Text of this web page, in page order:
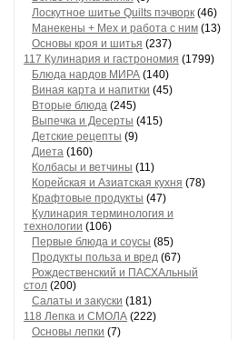
Лоскутное шитье Quilts пэчворк (46)
Манекены + Мех и работа с ним (13)
Основы кроя и шитья (237)
117 Кулинария и гастрономия (1799)
Блюда нардов МИРА (140)
Виная карта и напитки (45)
Вторые блюда (245)
Выпечка и Десерты (415)
Детские рецепты (9)
Диета (160)
Колбасы и ветчины (11)
Корейская и Азиатская кухня (78)
Крафтовые продукты (47)
Кулинария терминология и
технологии (106)
Первые блюда и соусы (85)
Продукты польза и вред (67)
Рождественский и ПАСХАльный
стол (200)
Салаты и закуски (181)
118 Лепка и СМОЛА (222)
Основы лепки (7)